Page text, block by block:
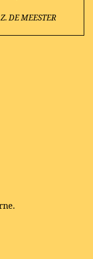
DE MEESTER